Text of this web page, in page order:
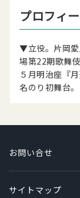
プロフィ
▼立役。片岡愛
場第22期歌舞
５月明治座『
名のり初舞台。
お問い合せ
サイトマップ